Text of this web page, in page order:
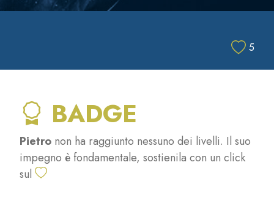
5
BADGE
Pietro non ha raggiunto nessuno dei livelli. Il suo
impegno è fondamentale, sostienila con un click
sul